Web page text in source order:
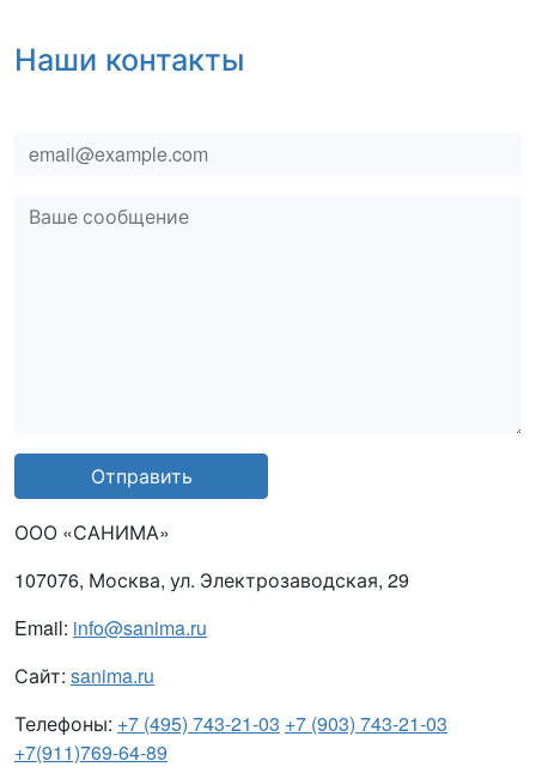
Наши контакты
email
msg
Отправить
ООО «САНИМА»
107076, Москва, ул. Электрозаводская, 29
Email: info@sanima.ru
Сайт: sanima.ru
Телефоны: +7 (495) 743-21-03 +7 (903) 743-21-03
+7(911)769-64-89